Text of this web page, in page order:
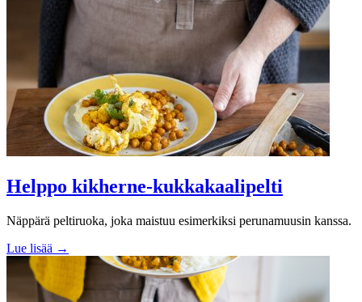
Helppo kikherne-kukkakaalipelti
Näppärä peltiruoka, joka maistuu esimerkiksi perunamuusin kanssa.
Lue lisää →